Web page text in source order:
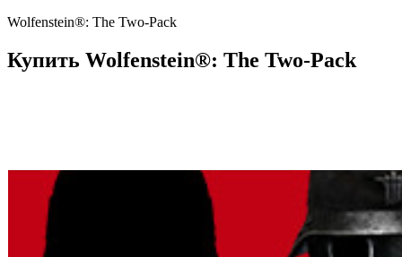
Wolfenstein®: The Two-Pack
Купить Wolfenstein®: The Two-Pack